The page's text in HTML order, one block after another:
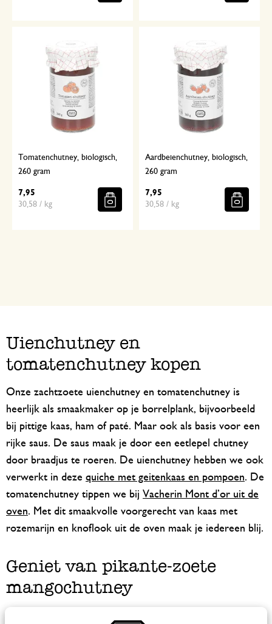
Tomatenchutney, biologisch,
260 gram
7,95
30,58 / kg
Aardbeienchutney, biologisch,
260 gram
7,95
30,58 / kg
Uienchutney en
tomatenchutney kopen
Onze zachtzoete uienchutney en tomatenchutney is
heerlijk als smaakmaker op je borrelplank, bijvoorbeeld
bij pittige kaas, ham of paté. Maar ook als basis voor een
rijke saus. De saus maak je door een eetlepel chutney
door braadjus te roeren. De uienchutney hebben we ook
verwerkt in deze quiche met geitenkaas en pompoen. De
tomatenchutney tippen we bij Vacherin Mont d’or uit de
oven. Met dit smaakvolle voorgerecht van kaas met
rozemarijn en knoflook uit de oven maak je iedereen blij.
Geniet van pikante-zoete
mangochutney